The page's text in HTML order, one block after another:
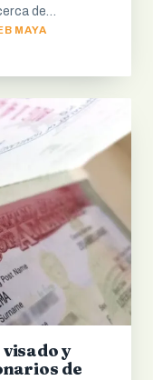
de…
MAYA
y
de